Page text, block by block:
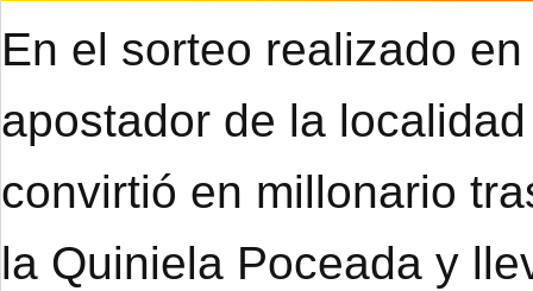
En el sorteo realizado
apostador de la
convirtió en millonario
la Quiniela Poceada y